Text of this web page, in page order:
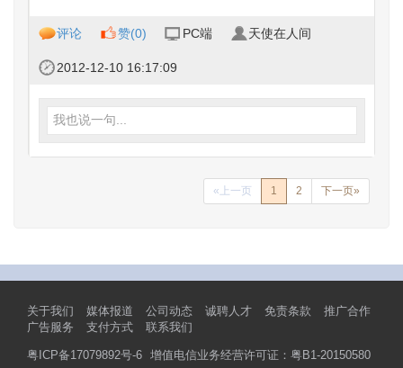
评论 赞(0) PC端 天使在人间
2012-12-10 16:17:09
我也说一句...
«上一页 1 2 下一页»
关于我们 媒体报道 公司动态 诚聘人才 免责条款
推广合作
广告服务
支付方式 联系我们
粤ICP备17079892号-6 增值电信业务经营许可证：粤B1-20150580